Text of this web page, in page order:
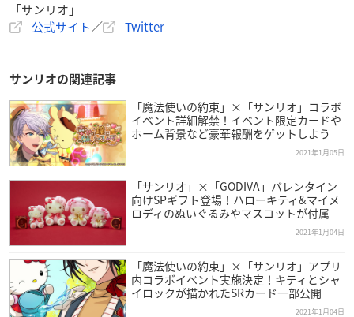
ードはコチラ→
nmwtuBBzAV
「サンリオ」
公式サイト／ Twitter
サンリオの関連記事
「魔法使いの約束」×「サンリオ」コラボ
イベント詳細解禁！イベント限定カードや
ホーム背景など豪華報酬をゲットしよう
2021年1月05日
「サンリオ」×「GODIVA」バレンタイン
向けSPギフト登場！ハローキティ&マイメ
ロディのぬいぐるみやマスコットが付属
2021年1月04日
「魔法使いの約束」×「サンリオ」アプリ
内コラボイベント実施決定！キティとシャ
イロックが描かれたSRカード一部公開
2021年1月04日